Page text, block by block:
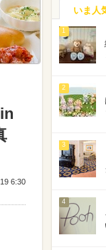
6:30
いま人
1
2
3
4